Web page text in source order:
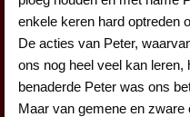
enkele keren hard optreden
De acties van Peter,
ons nog heel veel kan leren,
benaderde Peter was ons
Maar van gemene en